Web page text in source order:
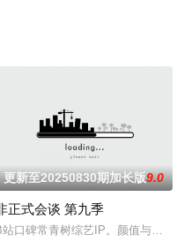
生活”的娱乐风格在中国电视娱
更新至20250830期加长版9.0
正式会谈 第九季
站口碑常青树综艺IP。颜值与才